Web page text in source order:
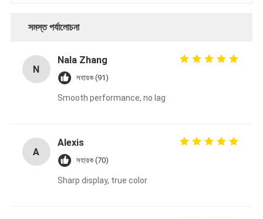
সমস্ত পর্যালোচনা
N
Nala Zhang
সহায়ক (91)
Smooth performance, no lag
A
Alexis
সহায়ক (70)
Sharp display, true color